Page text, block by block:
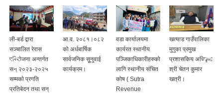
ली-बर्ड द्वारा
सञ्चालित रेरास
परियाेजना अन्तर्गत
सन् २०२३-२०२५
सम्मकाे प्रगति
प्रतिबेदन तथा सन्
आ.व. २०८१।०८२
को अर्धबार्षिक
सार्वजनिक सुुनुवाई
कार्यक्रम।
वडा कार्यालयमा
कार्यरत स्थानीय
पञ्जिकाधिकारीहरुको
लागि स्थानीय संचित
कोष ( Sutra
Revenue
खत्याड गाउँपालिका
मुगुका प्रमुख
प्रशासकिय अधिकृत
श्री चेतन कुमार
खत्री।